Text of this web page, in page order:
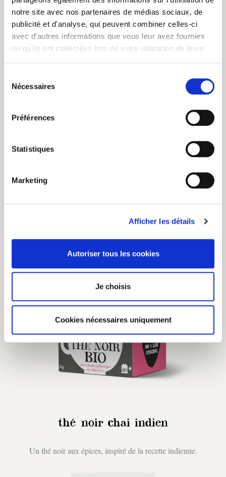
notre site avec nos partenaires de médias sociaux, de
publicité et d'analyse, qui peuvent combiner celles-ci
avec d'autres informations que vous leur avez fournies
ou qu'ils ont collectées lors de votre utilisation de leurs
Nécessaires
Préférences
Statistiques
Marketing
Afficher les détails
Autoriser tous les cookies
Je choisis
Cookies nécessaires uniquement
ce thé russe vous fera voyager au temps de la Russie
l'après-midi accompagné de vos biscuits préférés!
thé noir chai indien
Un thé noir aux épices, inspiré de la recette indienne.